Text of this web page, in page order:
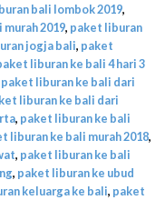
bali lombok 2019,
2019, paket liburan
jogja bali, paket
liburan ke bali 4 hari 3
paket liburan ke bali dari
liburan ke bali dari
, paket liburan ke bali
liburan ke bali murah 2018,
, paket liburan ke bali
, paket liburan ke ubud
keluarga ke bali, paket